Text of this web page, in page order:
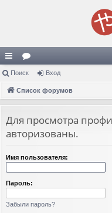
с
ы
и
ор
ум
Поиск Вход
Список форумов
Для просмотра
авторизованы.
Имя пользователя:
Пароль:
Забыли пароль?